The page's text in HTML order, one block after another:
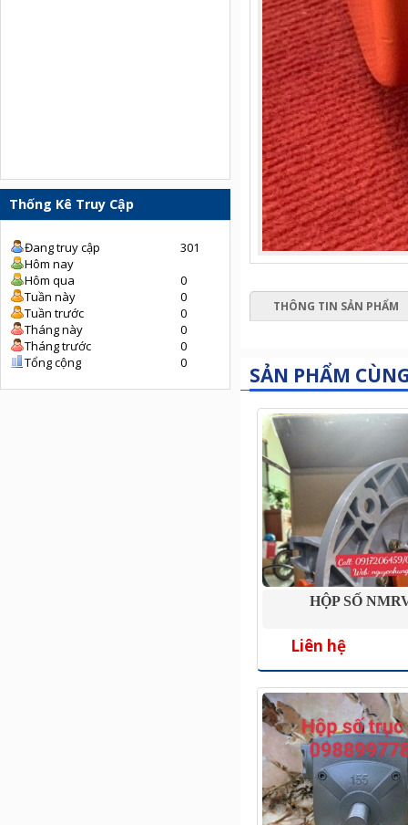
Thống Kê Truy Cập
Đang truy cập
301
Hôm nay
Hôm qua
0
Tuần này
0
Tuần trước
0
Tháng này
0
Tháng trước
0
Tổng cộng
0
THÔNG TIN SẢN PHẨM
SẢN PHẨM
HỘP SỐ
Liên hệ